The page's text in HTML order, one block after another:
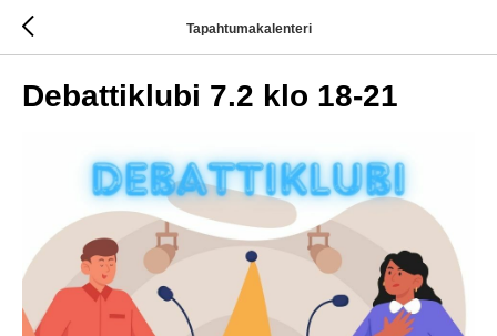
Tapahtumakalenteri
Debattiklubi 7.2 klo 18-21